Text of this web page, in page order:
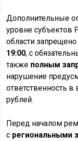
Дополнительные
уровне
области
19:00, с
также полным
нарушение
ответственность
рублей.
Перед началом
с региональными